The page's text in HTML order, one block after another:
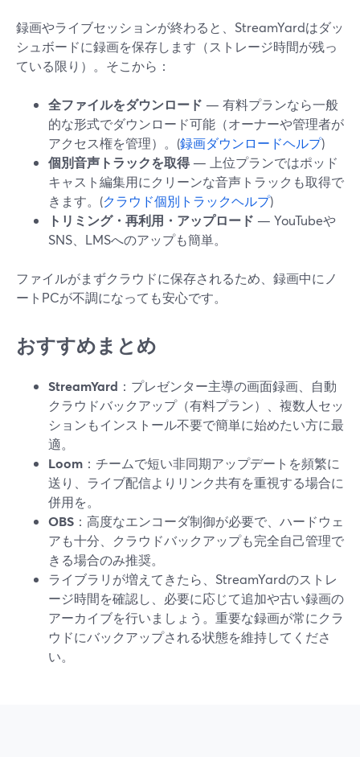
録画やライブセッションが終わると、StreamYardはダッ
シュボードに録画を保存します（ストレージ時間が残っ
ている限り）。そこから：
全ファイルをダウンロード — 有料プランなら一般
的な形式でダウンロード可能（オーナーや管理者が
アクセス権を管理）。(録画ダウンロードヘルプ)
個別音声トラックを取得— 上位プランではポッド
キャスト編集用にクリーンな音声トラックも取得で
きます。(クラウド個別トラックヘルプ)
トリミング・再利用・アップロード — YouTubeや
SNS、LMSへのアップも簡単。
ファイルがまずクラウドに保存されるため、録画中にノ
ートPCが不調になっても安心です。
おすすめまとめ
StreamYard ：プレゼンター主導の画面録画、自動
クラウドバックアップ（有料プラン）、複数人セッ
ションもインストール不要で簡単に始めたい方に最
適。
Loom ：チームで短い非同期アップデートを頻繁に
送り、ライブ配信よりリンク共有を重視する場合に
併用を。
OBS ：高度なエンコーダ制御が必要で、ハードウェ
アも十分、クラウドバックアップも完全自己管理で
きる場合のみ推奨。
ライブラリが増えてきたら、StreamYardのストレ
ージ時間を確認し、必要に応じて追加や古い録画の
アーカイブを行いましょう。重要な録画が常にクラ
ウドにバックアップされる状態を維持してくださ
い。